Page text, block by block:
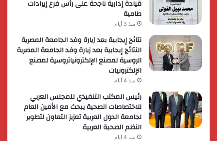
قيادة إدارية ناجحة على رأس فرع إيرادات
طامية
منذ 3 أيام
نتائج إيجابية بعد زيارة وفد الجامعة المصرية
النتائج إيجابية بعد زيارة وفد الجامعة المصرية
الروسية لمصنع الإلكترونياتروسية لمصنع
الإلكترونيات
منذ 4 أيام
رئيس المكتب التنفيذي للمجلس العربي
للاختصاصات الصحية يبحث مع الأمين العام
لجامعة الدول العربية تعزيز التعاون لتطوير
النظم الصحية العربية
منذ 4 أيام